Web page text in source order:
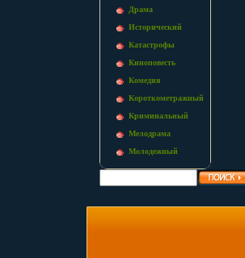
Драма
Исторический
Катастрофы
Киноповесть
Комедия
Короткометражный
Криминальный
Мелодрама
Молодежный